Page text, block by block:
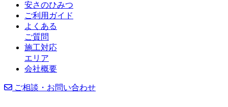
安さのひみつ
ご利用ガイド
よくある
ご質問
施工対応
エリア
会社概要
ご相談・お問い合わせ